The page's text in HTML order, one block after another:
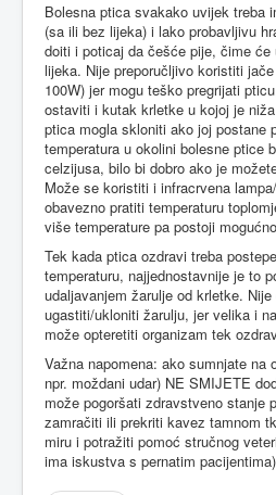
Bolesna ptica svakako uvijek treba
(sa ili bez lijeka) i lako probavljivu
doiti i poticaj da češće pije, čime
lijeka. Nije preporučljivo koristiti
100W) jer mogu teško pregrijati
ostaviti i kutak krletke u kojoj je
ptica mogla skloniti ako joj postane
temperatura u okolini bolesne ptice
celzijusa, bilo bi dobro ako je
Može se koristiti i infracrvena
obavezno pratiti temperaturu
više temperature pa postoji
Tek kada ptica ozdravi treba
temperaturu, najjednostavnije je to
udaljavanjem žarulje od krletke. Nije
ugastiti/ukloniti žarulju, jer velika i
može opteretiti organizam tek
Važna napomena: ako sumnjate na
npr. moždani udar) NE SMIJETE
može pogoršati zdravstveno stanje
zamračiti ili prekriti kavez tamnom
miru i potražiti pomoć stručnog
ima iskustva s pernatim